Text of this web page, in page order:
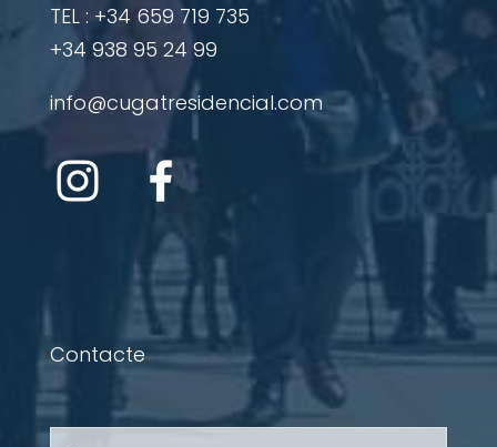
​TEL : +34 659 719 735
+34 938 95 24 99
info@cugatresidencial.com
Contacte